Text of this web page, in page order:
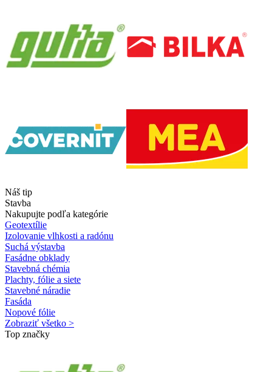
Náš tip
Stavba
Nakupujte podľa kategórie
Geotextílie
Izolovanie vlhkosti a radónu
Suchá výstavba
Fasádne obklady
Stavebná chémia
Plachty, fólie a siete
Stavebné náradie
Fasáda
Nopové fólie
Zobraziť všetko >
Top značky